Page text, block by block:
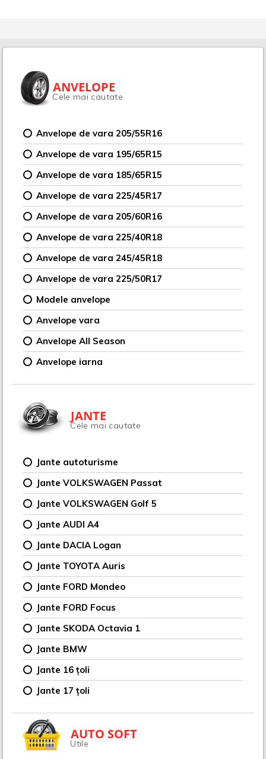
ANVELOPE
Cele mai cautate
Anvelope de vara 205/55R16
Anvelope de vara 195/65R15
Anvelope de vara 185/65R15
Anvelope de vara 225/45R17
Anvelope de vara 205/60R16
Anvelope de vara 225/40R18
Anvelope de vara 245/45R18
Anvelope de vara 225/50R17
Modele anvelope
Anvelope vara
Anvelope All Season
Anvelope iarna
JANTE
Cele mai cautate
Jante autoturisme
Jante VOLKSWAGEN Passat
Jante VOLKSWAGEN Golf 5
Jante AUDI A4
Jante DACIA Logan
Jante TOYOTA Auris
Jante FORD Mondeo
Jante FORD Focus
Jante SKODA Octavia 1
Jante BMW
Jante 16 țoli
Jante 17 țoli
AUTO SOFT
Utile